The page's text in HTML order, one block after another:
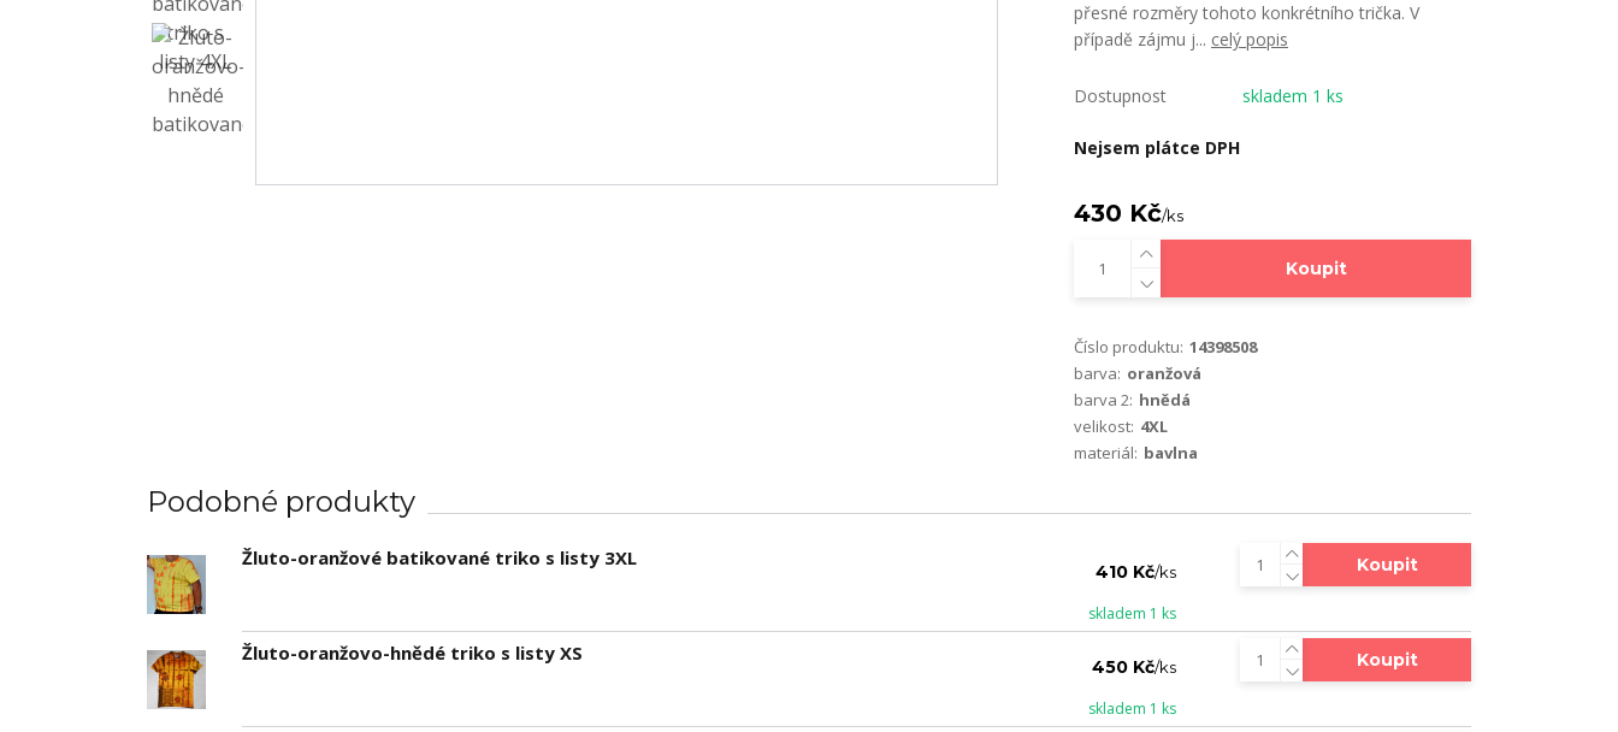
přesné rozměry tohoto konkrétního trička. V
případě zájmu j... celý popis
Dostupnost skladem 1 ks
Nejsem plátce DPH
430 Kč/ks
Koupit
Číslo produktu: 14398508
barva: oranžová
barva 2: hnědá
velikost: 4XL
materiál: bavlna
Podobné produkty
Žluto-oranžové batikované triko s listy 3XL
410 Kč/ks
skladem 1 ks
Koupit
Žluto-oranžovo-hnědé triko s listy XS
450 Kč/ks
skladem 1 ks
Koupit